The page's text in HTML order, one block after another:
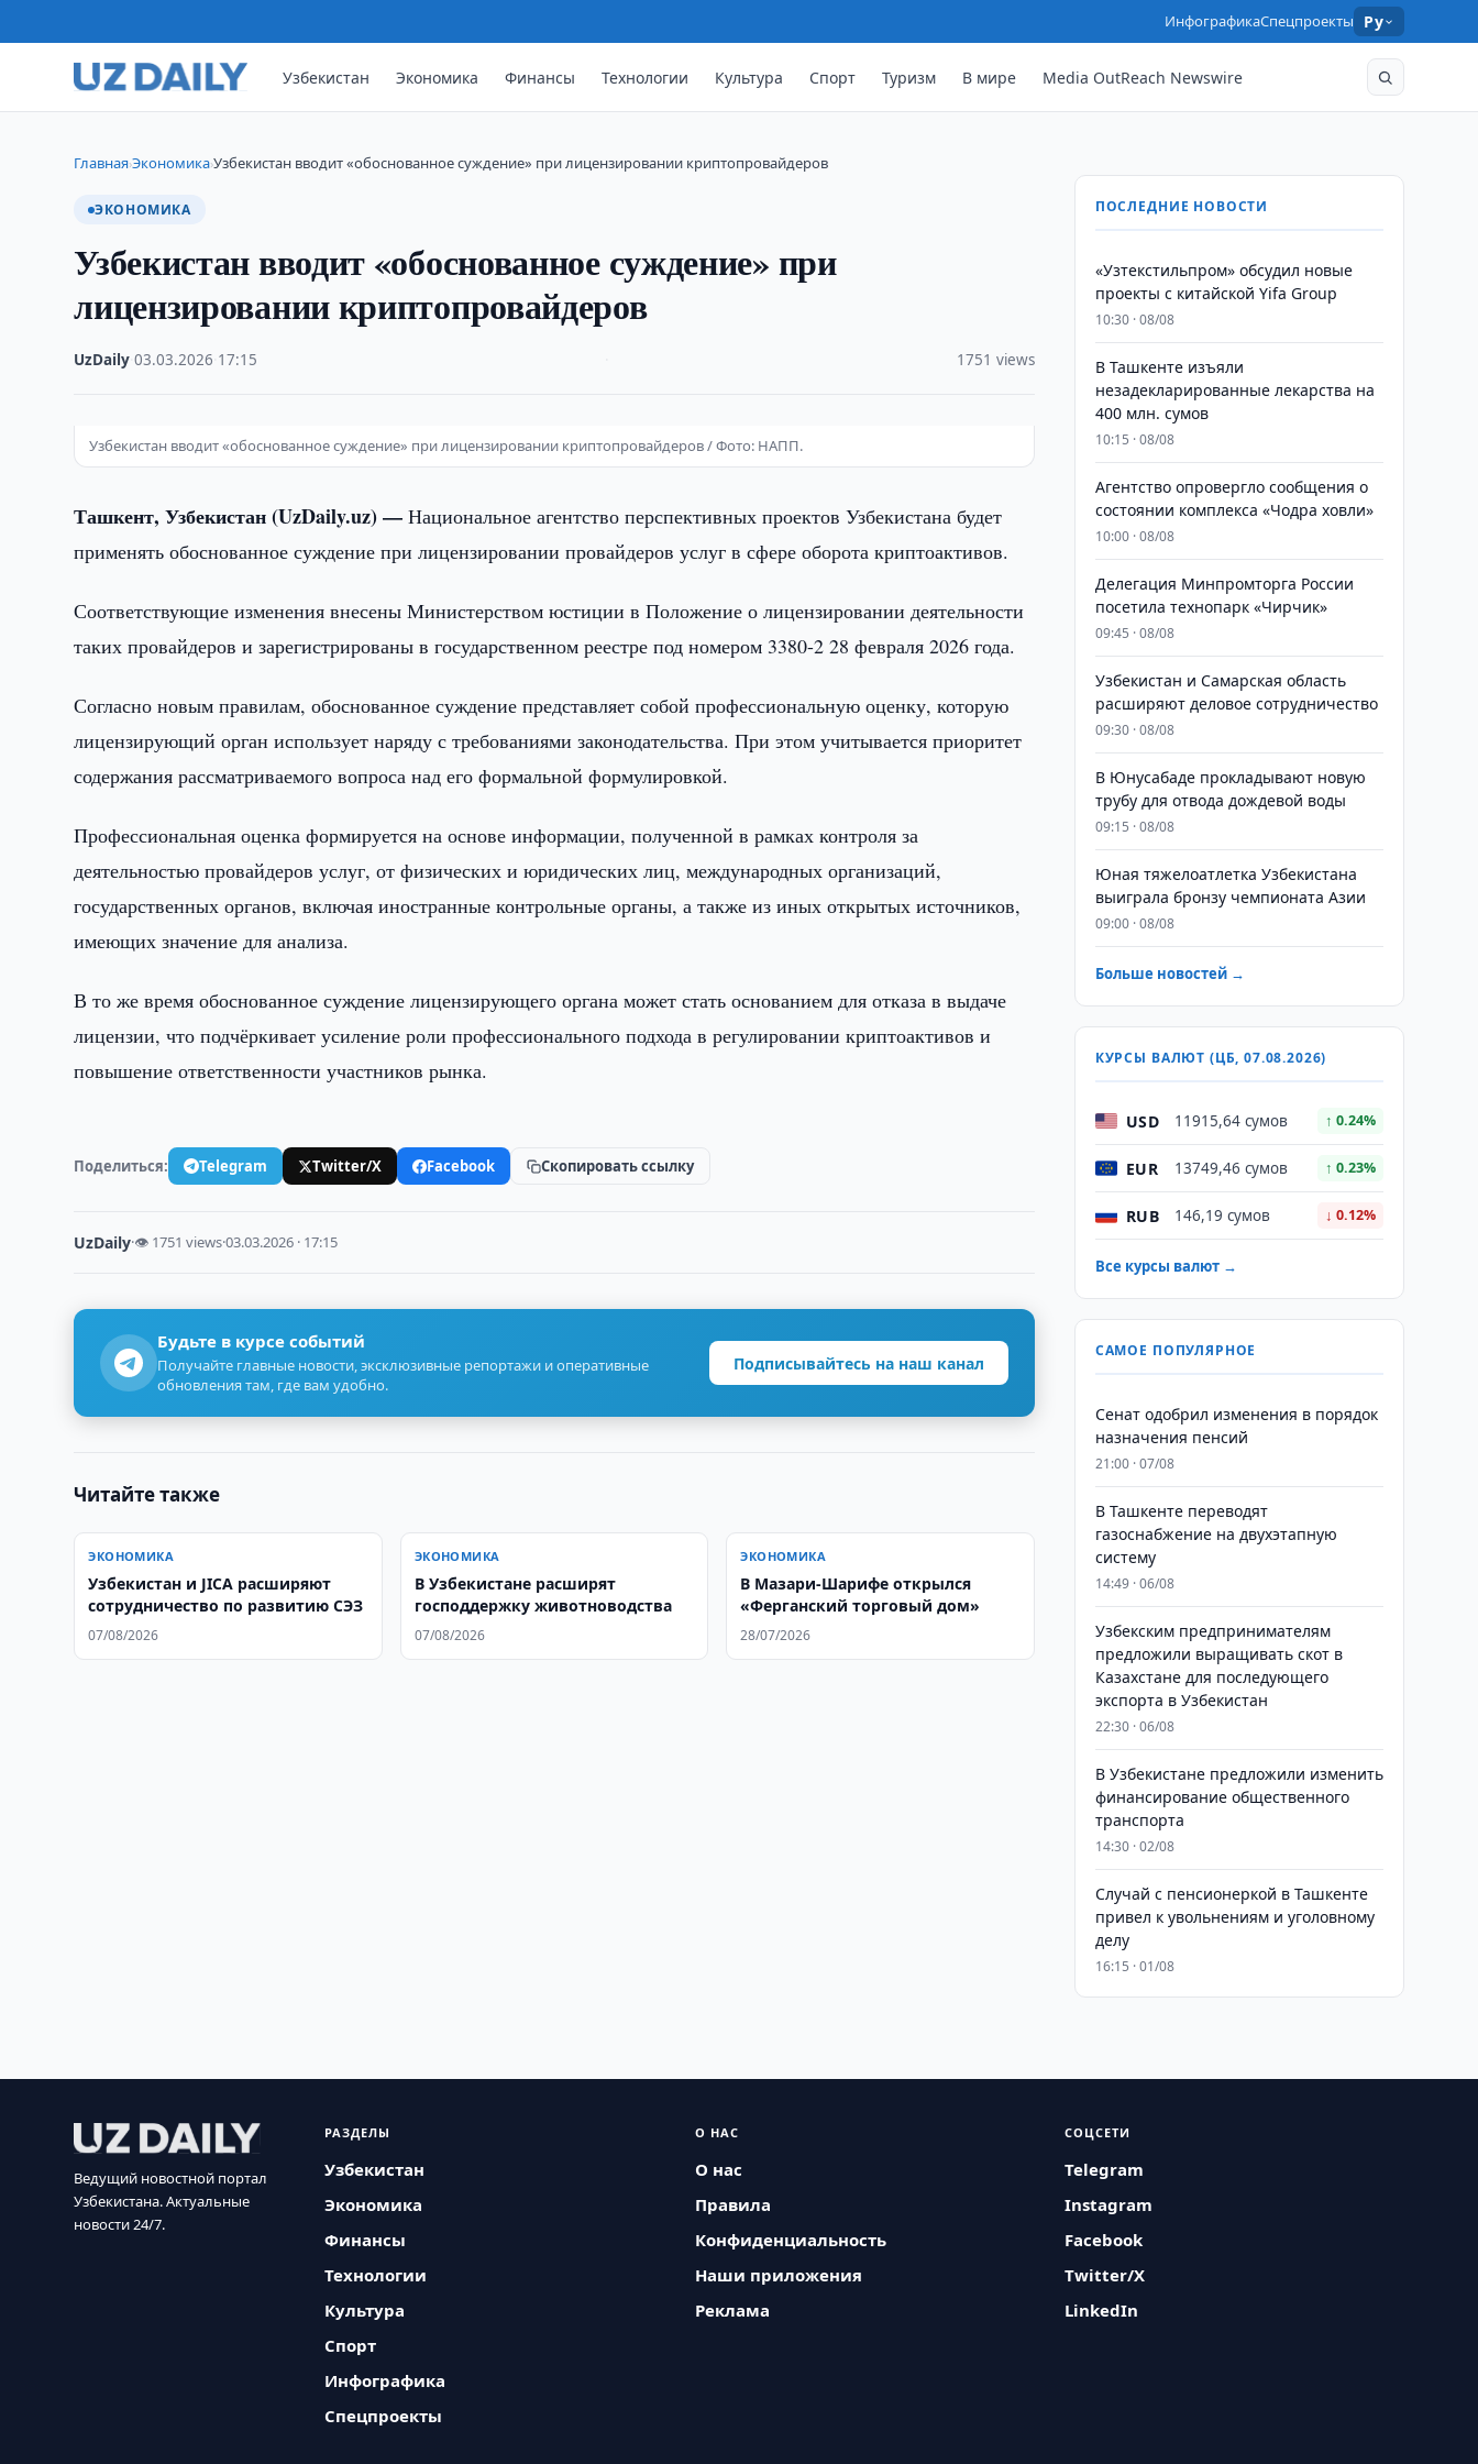
ИнфографикаСпецпроекты Ру
Узбекистан Экономика Финансы Технологии Культура Спорт Туризм В мире Media OutReach Newswire
Главная›Экономика›Узбекистан вводит «обоснованное суждение» при лицензировании криптопровайдеров
ЭКОНОМИКА
Узбекистан вводит «обоснованное суждение» при
лицензировании криптопровайдеров
UzDaily ·03.03.2026 17:15 1751 views
Узбекистан вводит «обоснованное суждение» при лицензировании криптопровайдеров / Фото: НАПП.
Ташкент, Узбекистан (UzDaily.uz) —Национальное агентство перспективных проектов Узбекистана будет
применять обоснованное суждение при лицензировании провайдеров услуг в сфере оборота криптоактивов.
Соответствующие изменения внесены Министерством юстиции в Положение о лицензировании деятельности
таких провайдеров и зарегистрированы в государственном реестре под номером 3380-2 28 февраля 2026 года.
Согласно новым правилам, обоснованное суждение представляет собой профессиональную оценку, которую
лицензирующий орган использует наряду с требованиями законодательства. При этом учитывается приоритет
содержания рассматриваемого вопроса над его формальной формулировкой.
Профессиональная оценка формируется на основе информации, полученной в рамках контроля за
деятельностью провайдеров услуг, от физических и юридических лиц, международных организаций,
государственных органов, включая иностранные контрольные органы, а также из иных открытых источников,
имеющих значение для анализа.
В то же время обоснованное суждение лицензирующего органа может стать основанием для отказа в выдаче
лицензии, что подчёркивает усиление роли профессионального подхода в регулировании криптоактивов и
повышение ответственности участников рынка.
Поделиться: Telegram Twitter/X Facebook Скопировать ссылку
UzDaily·👁 1751 views·03.03.2026 · 17:15
Будьте в курсе событий
Получайте главные новости, эксклюзивные репортажи и оперативные
обновления там, где вам удобно.
Подписывайтесь на наш канал
Читайте также
ЭКОНОМИКА
Узбекистан и JICA расширяют
сотрудничество по развитию СЭЗ
07/08/2026
ЭКОНОМИКА
В Узбекистане расширят
господдержку животноводства
07/08/2026
ЭКОНОМИКА
В Мазари-Шарифе открылся
«Ферганский торговый дом»
28/07/2026
ПОСЛЕДНИЕ НОВОСТИ
«Узтекстильпром» обсудил новые
проекты с китайской Yifa Group
10:30 · 08/08
​​​​​​​В Ташкенте изъяли
незадекларированные лекарства на
400 млн. сумов
10:15 · 08/08
Агентство опровергло сообщения о
состоянии комплекса «Чодра ховли»
10:00 · 08/08
Делегация Минпромторга России
посетила технопарк «Чирчик»
09:45 · 08/08
Узбекистан и Самарская область
расширяют деловое сотрудничество
09:30 · 08/08
В Юнусабаде прокладывают новую
трубу для отвода дождевой воды
09:15 · 08/08
Юная тяжелоатлетка Узбекистана
выиграла бронзу чемпионата Азии
09:00 · 08/08
Больше новостей →
КУРСЫ ВАЛЮТ (ЦБ, 07.08.2026)
USD 11915,64 сумов ↑ 0.24%
EUR 13749,46 сумов ↑ 0.23%
RUB 146,19 сумов ↓ 0.12%
Все курсы валют →
САМОЕ ПОПУЛЯРНОЕ
Сенат одобрил изменения в порядок
назначения пенсий
21:00 · 07/08
В Ташкенте переводят
газоснабжение на двухэтапную
систему
14:49 · 06/08
Узбекским предпринимателям
предложили выращивать скот в
Казахстане для последующего
экспорта в Узбекистан
22:30 · 06/08
В Узбекистане предложили изменить
финансирование общественного
транспорта
14:30 · 02/08
Случай с пенсионеркой в Ташкенте
привел к увольнениям и уголовному
делу
16:15 · 01/08
Ведущий новостной портал
Узбекистана. Актуальные
новости 24/7.
РАЗДЕЛЫ
Узбекистан
Экономика
Финансы
Технологии
Культура
Спорт
Инфографика
Спецпроекты
О НАС
О нас
Правила
Конфиденциальность
Наши приложения
Реклама
СОЦСЕТИ
Telegram
Instagram
Facebook
Twitter/X
LinkedIn